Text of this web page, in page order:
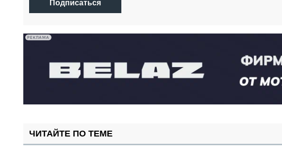
Подписаться
РЕКЛАМА
ЧИТАЙТЕ ПО ТЕМЕ